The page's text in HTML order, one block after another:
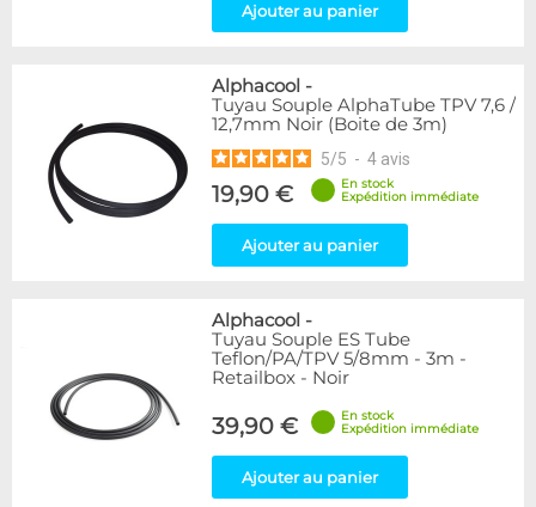
Ajouter au panier
Alphacool -
Tuyau Souple AlphaTube TPV 7,6 /
12,7mm Noir (Boite de 3m)
5/5 - 4 avis
19,90 €
En stock
Expédition immédiate
Ajouter au panier
Alphacool -
Tuyau Souple ES Tube
Teflon/PA/TPV 5/8mm - 3m -
Retailbox - Noir
39,90 €
En stock
Expédition immédiate
Ajouter au panier